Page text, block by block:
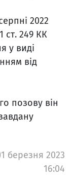
2022
ст. 249 КК
у виді
від
позову він
березня 2023
16:04